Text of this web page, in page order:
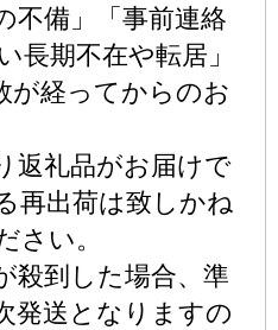
備」「事前連絡
長期不在や転居」
が経ってからのお
礼品がお届けで
再出荷は致しかね
さい。
到した場合、準
発送となりますの